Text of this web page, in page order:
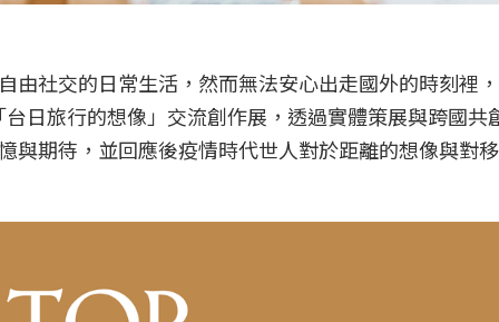
由社交的日常生活，然而無法安心出走國外的時刻裡
日旅⾏的想像」交流創作展，透過實體策展與跨國共
與期待，並回應後疫情時代世⼈對於距離的想像與對